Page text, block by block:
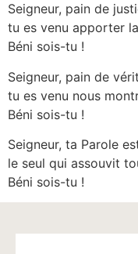
Seigneur, pain de
tu es venu apporter
Béni sois-tu !
Seigneur, pain de
tu es venu nous
Béni sois-tu !
Seigneur, ta Parole
le seul qui assouvit
Béni sois-tu !